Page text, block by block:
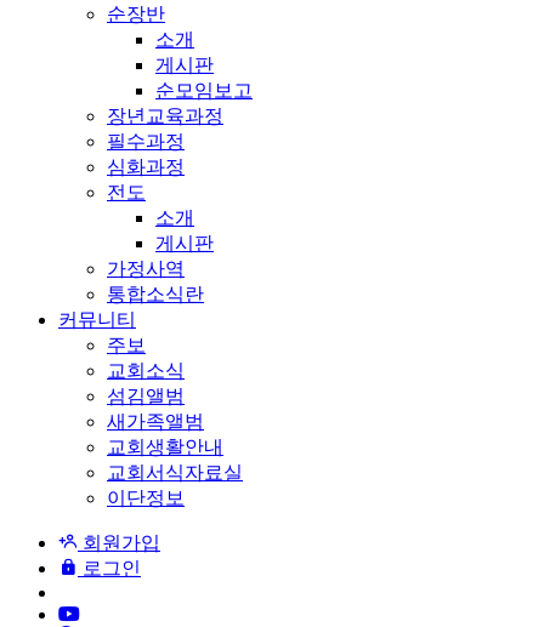
순장반
소개
게시판
순모임보고
장년교육과정
필수과정
심화과정
전도
소개
게시판
가정사역
통합소식란
커뮤니티
주보
교회소식
섬김앨범
새가족앨범
교회생활안내
교회서식자료실
이단정보
회원가입
로그인